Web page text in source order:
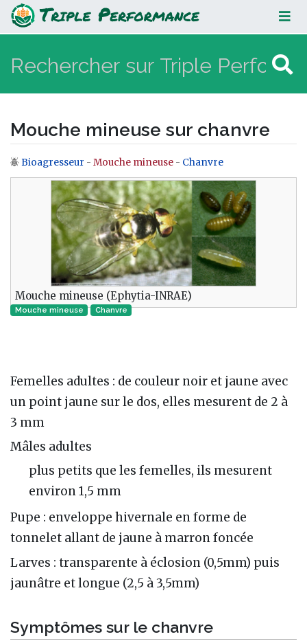
Mouche mineuse sur chanvre
Mouche mineuse sur chanvre
Aller à :navigation,rechercher
Bioagresseur - Mouche mineuse - Chanvre
Mouche mineuse (Ephytia-INRAE)
Mouche mineuse Chanvre
Femelles adultes : de couleur noir et jaune avec
un point jaune sur le dos, elles mesurent de 2 à
3 mm
Mâles adultes
plus petits que les femelles, ils mesurent
environ 1,5 mm
Pupe : enveloppe hivernale en forme de
tonnelet allant de jaune à marron foncée
Larves : transparente à éclosion (0,5mm) puis
jaunâtre et longue (2,5 à 3,5mm)
Symptômes sur le chanvre